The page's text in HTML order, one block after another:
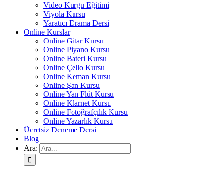
Video Kurgu Eğitimi
Viyola Kursu
Yaratıcı Drama Dersi
Online Kurslar
Online Gitar Kursu
Online Piyano Kursu
Online Bateri Kursu
Online Çello Kursu
Online Keman Kursu
Online Şan Kursu
Online Yan Flüt Kursu
Online Klarnet Kursu
Online Fotoğrafçılık Kursu
Online Yazarlık Kursu
Ücretsiz Deneme Dersi
Blog
Ara: